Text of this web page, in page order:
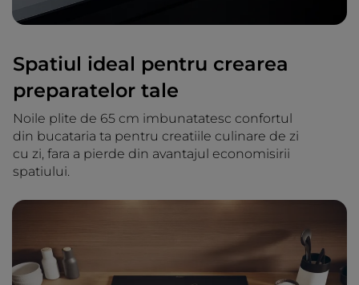
Spatiul ideal pentru crearea
preparatelor tale
Noile plite de 65 cm imbunatatesc confortul
din bucataria ta pentru creatiile culinare de zi
cu zi, fara a pierde din avantajul economisirii
spatiului.